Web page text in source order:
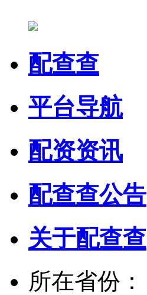
配查查
平台导航
配资资讯
配查查公告
关于配查查
所在省份：